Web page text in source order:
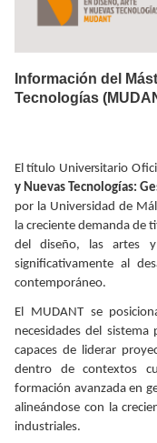
Información del
Tecnologías
El título Universitario O
y Nuevas Tecnologías: Ge
por la Universidad de
la creciente demanda de
del diseño, las artes y
significativamente al
contemporáneo.
El MUDANT se
necesidades del
capaces de liderar
dentro de contextos
formación avanzada en
alineándose con la
industriales.